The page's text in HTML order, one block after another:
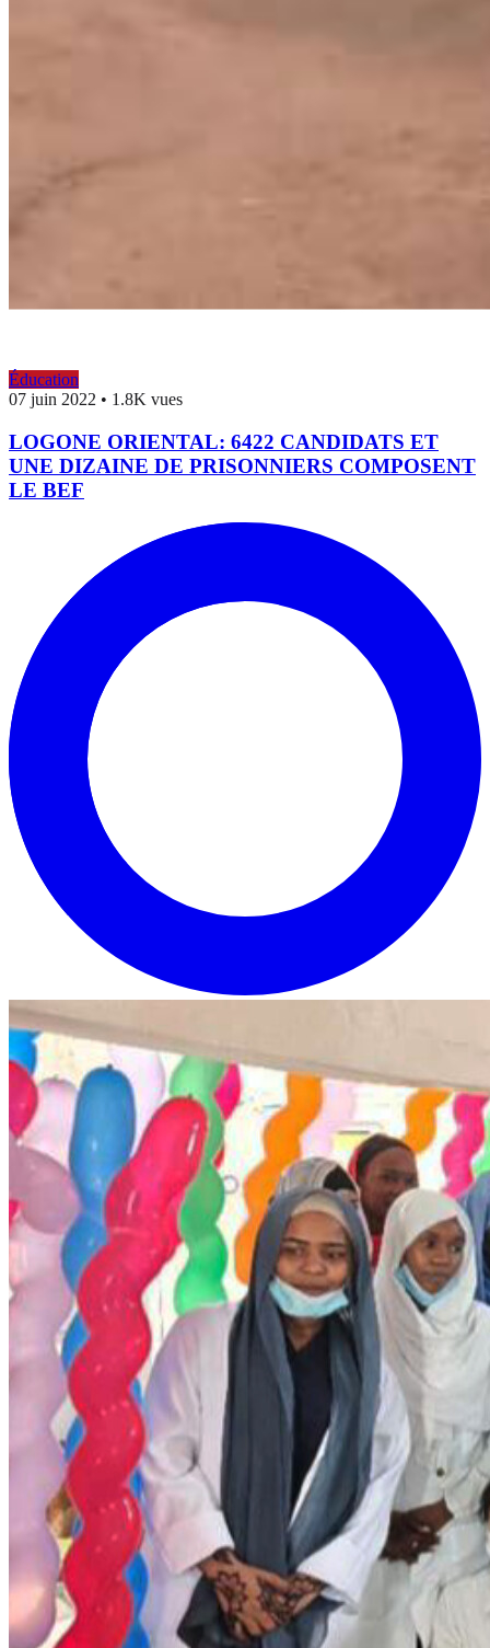
Éducation
07 juin 2022 • 1.8K vues
LOGONE ORIENTAL: 6422 CANDIDATS ET
UNE DIZAINE DE PRISONNIERS COMPOSENT
LE BEF